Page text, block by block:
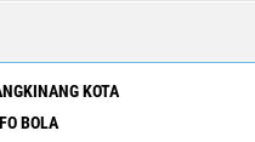
KOTA
BOLA